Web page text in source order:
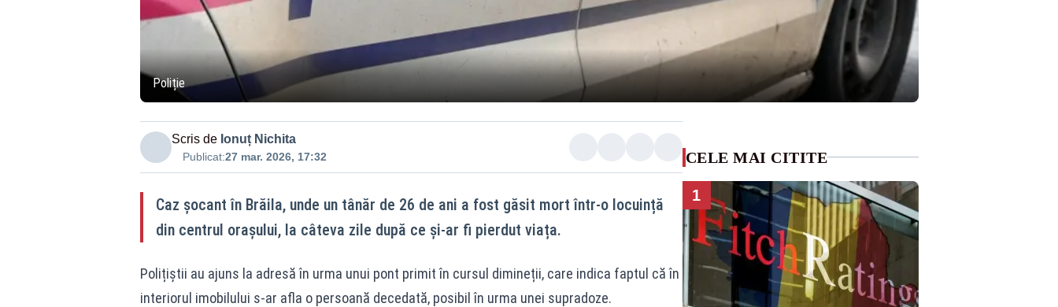
Poliție
Scris de Ionuț Nichita
Publicat:27 mar. 2026, 17:32
Caz șocant în Brăila, unde un tânăr de 26 de ani a fost găsit mort într-o locuință
din centrul orașului, la câteva zile după ce și-ar fi pierdut viața.
Polițiștii au ajuns la adresă în urma unui pont primit în cursul dimineții, care indica faptul că în
interiorul imobilului s-ar afla o persoană decedată, posibil în urma unei supradoze.
CELE MAI CITITE
1